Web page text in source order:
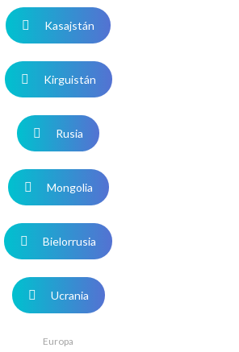
Kasajstán
Kirguistán
Rusia
Mongolia
Bielorrusia
Ucrania
Europa